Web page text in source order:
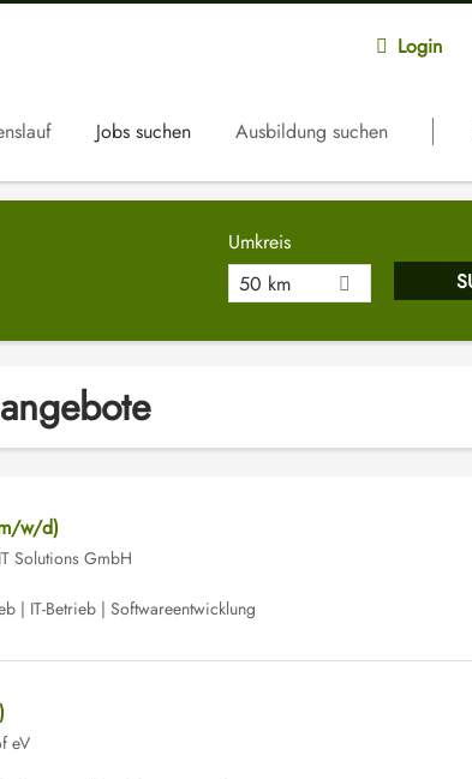
Login
Jobs suchen Ausbildung suchen
Umkreis
50 km
w/d)
Solutions GmbH
| IT-Betrieb | Softwareentwicklung
eV